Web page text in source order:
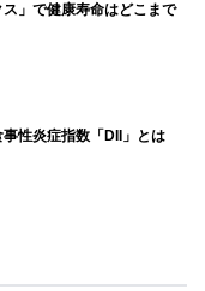
」で健康寿命はどこまで
性炎症指数「DII」とは